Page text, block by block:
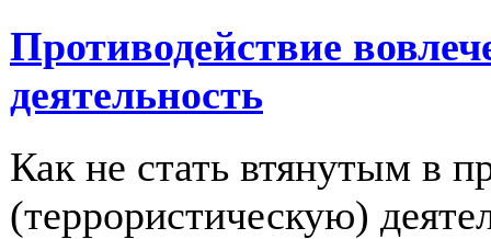
Противодействие
деятельность
Как не стать втянутым в
(террористическую)